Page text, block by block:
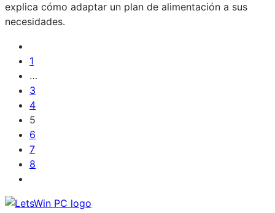
explica cómo adaptar un plan de alimentación a sus
necesidades.
1
…
3
4
5
6
7
8